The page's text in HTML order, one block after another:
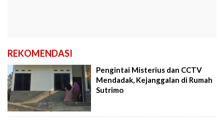
REKOMENDASI
Pengintai Misterius dan CCTV
Mendadak, Kejanggalan di Rumah
Sutrimo